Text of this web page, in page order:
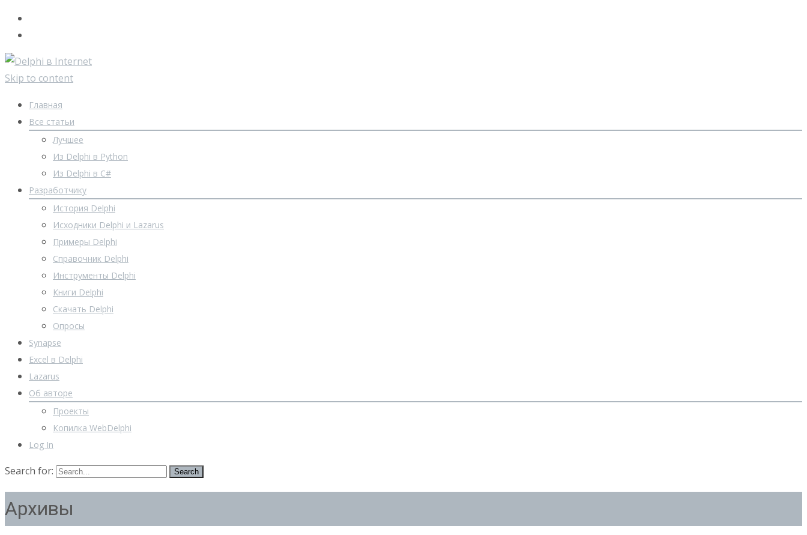
Skip to content
Главная
Все статьи
Лучшее
Из Delphi в Python
Из Delphi в C#
Разработчику
История Delphi
Исходники Delphi и Lazarus
Примеры Delphi
Справочник Delphi
Инструменты Delphi
Книги Delphi
Скачать Delphi
Опросы
Synapse
Excel в Delphi
Lazarus
Об авторе
Проекты
Копилка WebDelphi
Log In
Search for:
Архивы